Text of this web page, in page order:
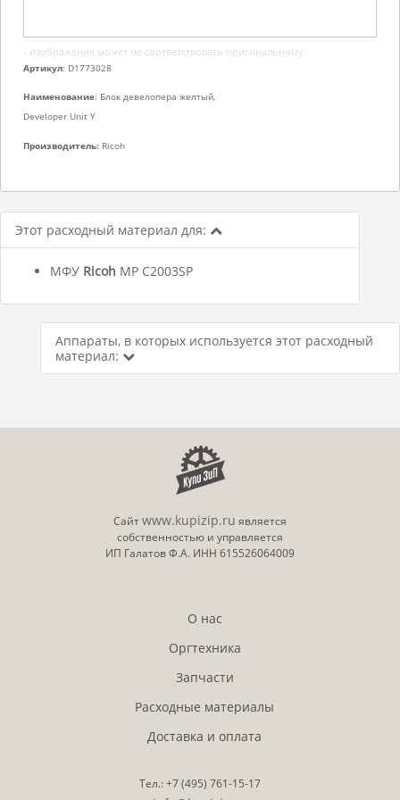
- изображение может не соответствовать оригинальному
Артикул: D1773028
Наименование: Блок девелопера желтый,
Developer Unit Y
Производитель: Ricoh
Этот расходный материал для:
МФУ Ricoh MP C2003SP
Аппараты, в которых используется этот расходный
материал:
Сайтwww.kupizip.ru является
собственностью и управляется
ИП Галатов Ф.А. ИНН 615526064009
О нас
Оргтехника
Запчасти
Расходные материалы
Доставка и оплата
Тел.:+7 (495) 761-15-17